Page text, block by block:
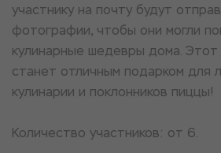
участнику на почту будут
фотографии, чтобы они могли
кулинарные шедевры дома. Этот
станет отличным подарком для
кулинарии и поклонников пиццы!
Количество участников: от 6.